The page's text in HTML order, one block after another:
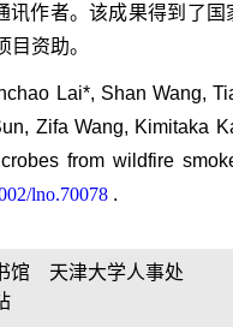
作者。该成果得到了
资助。
Lai*, Shan Wang,
Zifa Wang, Kimitaka
from wildfire
lno.70078 .
馆
天津大学人事处